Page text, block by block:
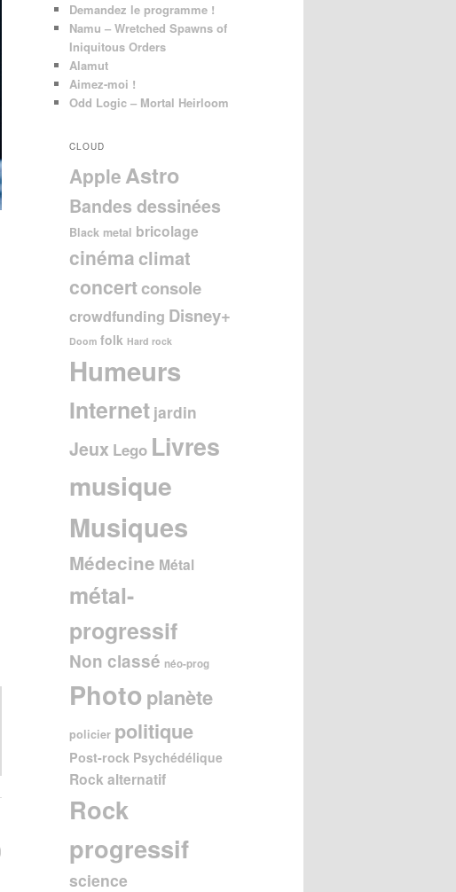
Demandez le programme !
Namu – Wretched Spawns of
Iniquitous Orders
Alamut
Aimez-moi !
Odd Logic – Mortal Heirloom
CLOUD
Apple Astro
Bandes dessinées
Black metal bricolage
cinéma climat
concertconsole
crowdfunding Disney+
Doom folk Hard rock
Humeurs
Internet jardin
Jeux Lego Livres
musique
Musiques
Médecine Métal
métal-
progressif
Non classé néo-prog
Photo planète
policier politique
Post-rock Psychédélique
Rock alternatif
Rock
progressif
science